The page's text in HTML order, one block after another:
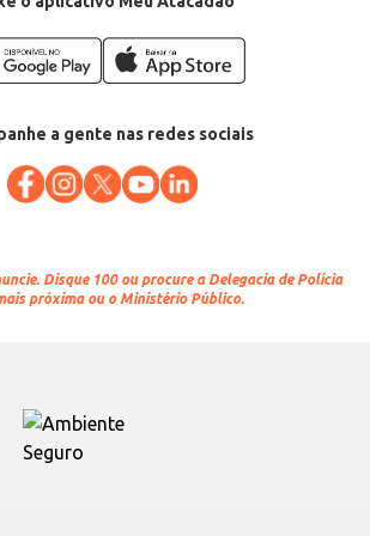
a gente nas redes sociais
Disque 100 ou procure a Delegacia de Polícia
próxima ou o Ministério Público.